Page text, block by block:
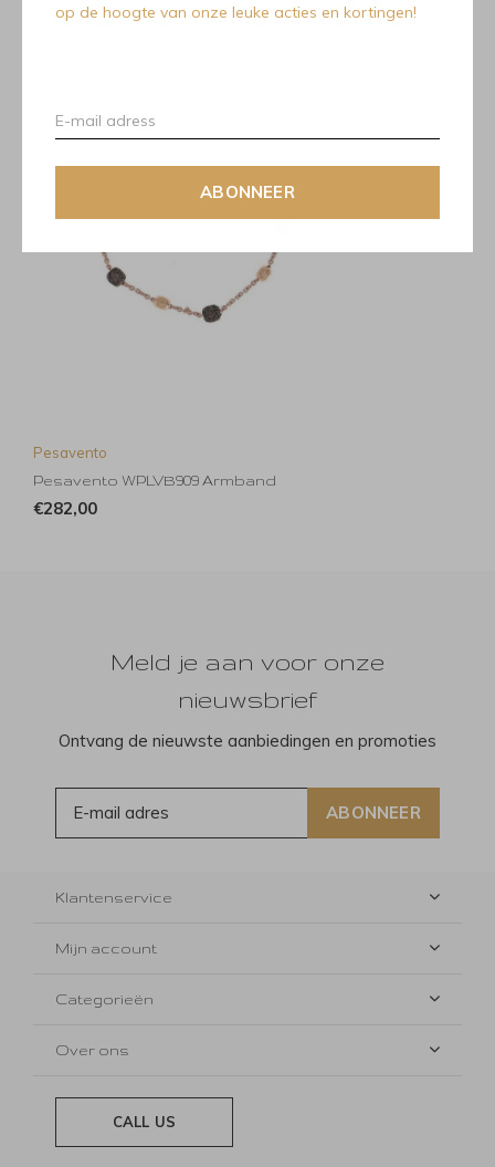
op de hoogte van onze leuke acties en kortingen!
ABONNEER
Pesavento
Pesavento WPLVB909 Armband
€282,00
Meld je aan voor onze
nieuwsbrief
Ontvang de nieuwste aanbiedingen en promoties
ABONNEER
Klantenservice
Mijn account
Categorieën
Over ons
CALL US